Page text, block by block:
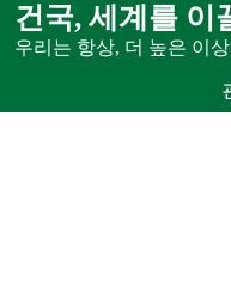
건국, 세계를 이
우리는 항상, 더 높은 이